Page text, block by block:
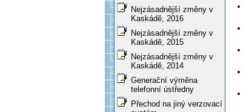
Nejzásadnější změny v
Kaskádě, 2016
Nejzásadnější změny v
Kaskádě, 2015
Nejzásadnější změny v
Kaskádě, 2014
Generační výměna
telefonní ústředny
Přechod na jiný verzovací